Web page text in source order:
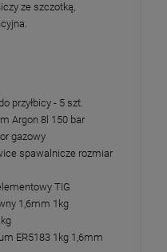
ze szczotką,
przyłbicy - 5 szt.
Argon 8l 150 bar
gazowy
spawalnicze rozmiar
TIG
1,6mm 1kg
ER5183 1kg 1,6mm